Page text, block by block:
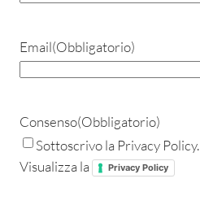
Email(Obbligatorio)
Consenso(Obbligatorio)
Sottoscrivo la Privacy Policy.
Visualizza la
Privacy Policy